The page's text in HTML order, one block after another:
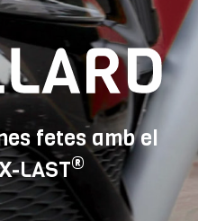
fetes amb el
LAST®